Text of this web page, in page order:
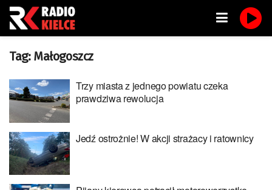
Tag: Małogoszcz
Trzy miasta z jednego powiatu czeka
prawdziwa rewolucja
Jedź ostrożnie! W akcji strażacy i ratownicy